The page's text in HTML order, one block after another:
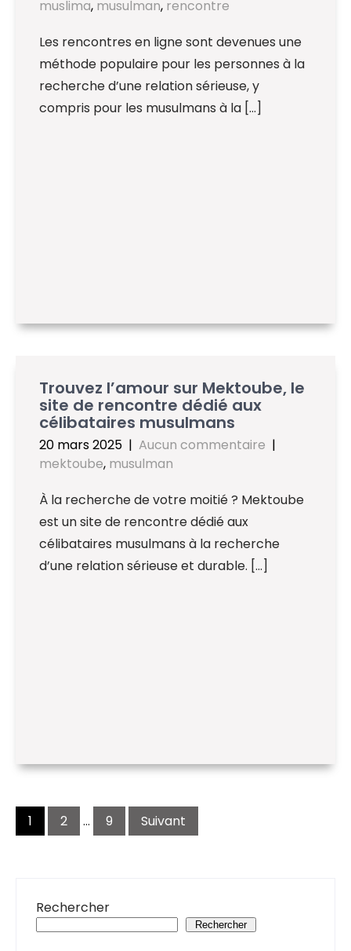
muslima, musulman, rencontre
Les rencontres en ligne sont devenues une
méthode populaire pour les personnes à la
recherche d’une relation sérieuse, y
compris pour les musulmans à la […]
Trouvez l’amour sur Mektoube, le
site de rencontre dédié aux
célibataires musulmans
20 mars 2025 | Aucun commentaire |
mektoube, musulman
À la recherche de votre moitié ? Mektoube
est un site de rencontre dédié aux
célibataires musulmans à la recherche
d’une relation sérieuse et durable. […]
Pagination
des
publications
1 2 … 9 Suivant
Rechercher
Rechercher